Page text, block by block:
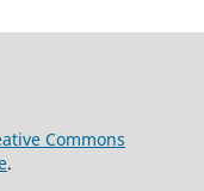
Commons
.